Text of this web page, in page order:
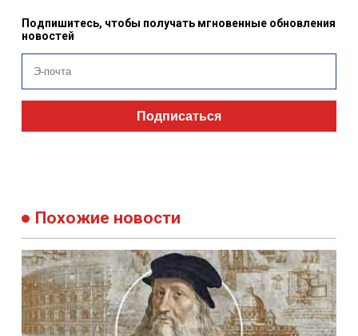
Подпишитесь, чтобы получать мгновенные обновления
новостей
Подписаться
Похожие новости